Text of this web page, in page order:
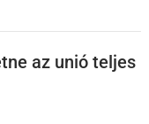
az unió teljes